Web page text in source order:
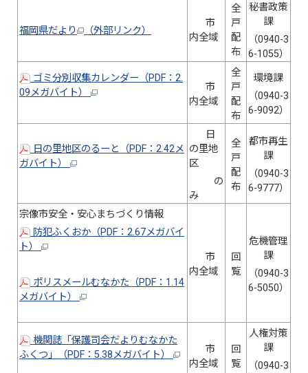
福岡県だより （外部リンク）
市
内全域
全
戸
配
布
秘書政策
課
（0940-3
6-1055）
ゴミ分別収集カレンダー（PDF：2.
09メガバイト）
市
内全域
全
戸
配
布
環境課
（0940-3
6-9092）
日の里地区のるーと（PDF：2.42メ
ガバイト）
日
の里地
区
の
み
全
戸
配
布
都市再生
課
（0940-3
6-9777）
宗像市安全・安心まちづくり情報
防犯ふくおか（PDF：2.67メガバイ
ト）
ポリスメールむなかた（PDF：1.14
メガバイト）
市
内全域
回
覧
危機管理
課
（0940-3
6-5050）
機関誌「保護司会だよりむなかた
ふくつ」（PDF：5.38メガバイト）
市
内全域
回
覧
人権対策
課
（0940-3